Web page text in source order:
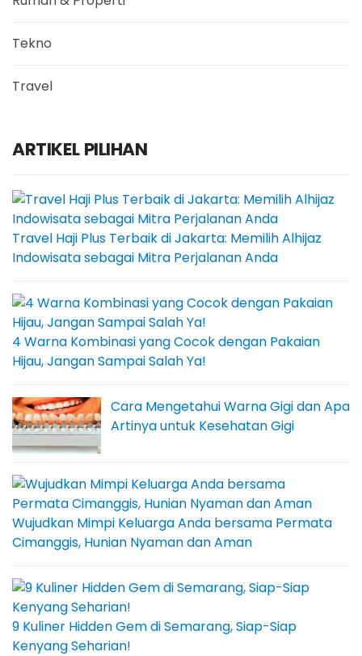
Tekno
Travel
ARTIKEL PILIHAN
Travel Haji Plus Terbaik di Jakarta: Memilih Alhijaz
Indowisata sebagai Mitra Perjalanan Anda
4 Warna Kombinasi yang Cocok dengan Pakaian
Hijau, Jangan Sampai Salah Ya!
Cara Mengetahui Warna Gigi dan Apa
Artinya untuk Kesehatan Gigi
Wujudkan Mimpi Keluarga Anda bersama Permata
Cimanggis, Hunian Nyaman dan Aman
9 Kuliner Hidden Gem di Semarang, Siap-Siap
Kenyang Seharian!